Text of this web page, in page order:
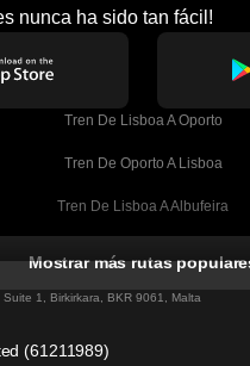
nunca ha sido tan fácil!
Tren De Lisboa A Oporto
Tren De Oporto A Lisboa
Tren De Lisboa A Albufeira
Tren De Lisboa A Lagos
Mostrar más rutas
(OC 1451)
1, Birkirkara, BKR 9061, Malta
(61211989)